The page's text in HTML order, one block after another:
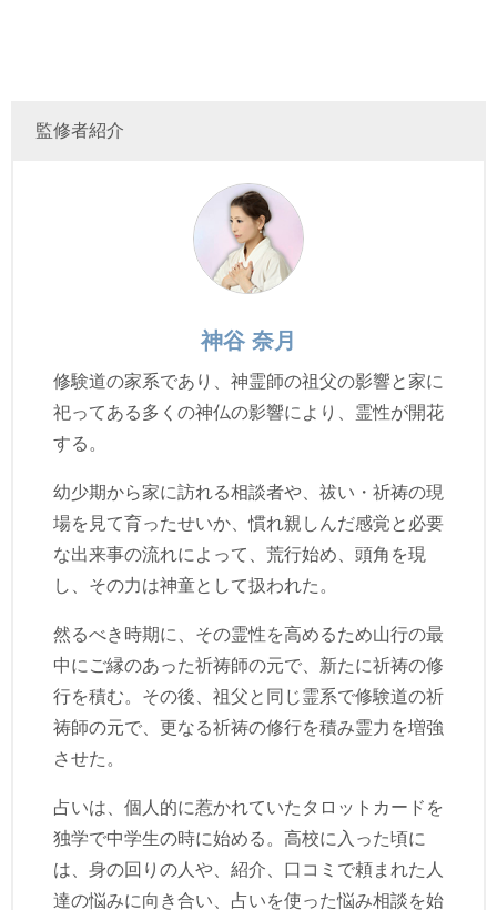
監修者紹介
神谷 奈月
修験道の家系であり、神霊師の祖父の影響と家に
祀ってある多くの神仏の影響により、霊性が開花
する。
幼少期から家に訪れる相談者や、祓い・祈祷の現
場を見て育ったせいか、慣れ親しんだ感覚と必要
な出来事の流れによって、荒行始め、頭角を現
し、その力は神童として扱われた。
然るべき時期に、その霊性を高めるため山行の最
中にご縁のあった祈祷師の元で、新たに祈祷の修
行を積む。その後、祖父と同じ霊系で修験道の祈
祷師の元で、更なる祈祷の修行を積み霊力を増強
させた。
占いは、個人的に惹かれていたタロットカードを
独学で中学生の時に始める。高校に入った頃に
は、身の回りの人や、紹介、口コミで頼まれた人
達の悩みに向き合い、占いを使った悩み相談を始